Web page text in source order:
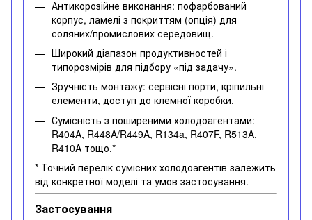
Антикорозійне виконання: пофарбований
корпус, ламелі з покриттям (опція) для
соляних/промислових середовищ.
Широкий діапазон продуктивностей і
типорозмірів для підбору «під задачу».
Зручність монтажу: сервісні порти, кріпильні
елементи, доступ до клемної коробки.
Сумісність з поширеними холодоагентами:
R404A, R448A/R449A, R134a, R407F, R513A,
R410A тощо.*
* Точний перелік сумісних холодоагентів залежить
від конкретної моделі та умов застосування.
Застосування